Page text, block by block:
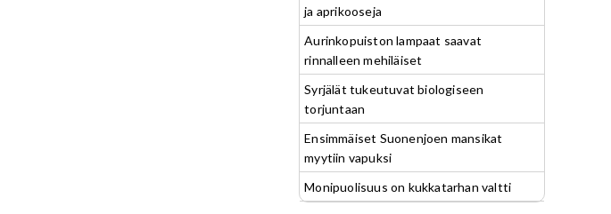
ja aprikooseja
Aurinkopuiston lampaat saavat
rinnalleen mehiläiset
Syrjälät tukeutuvat biologiseen
torjuntaan
Ensimmäiset Suonenjoen mansikat
myytiin vapuksi
Monipuolisuus on kukkatarhan valtti